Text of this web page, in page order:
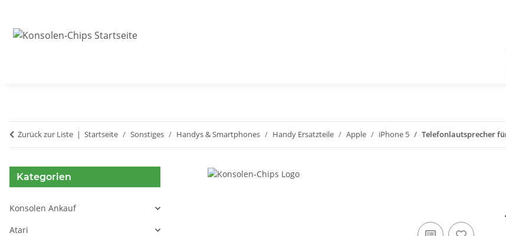
Zurück zur Liste Startseite Sonstiges Handys & Smartphones Handy Ersatzteile Apple iPhone 5 Telefonlautsprecher
Kategorien
Konsolen Ankauf
Atari